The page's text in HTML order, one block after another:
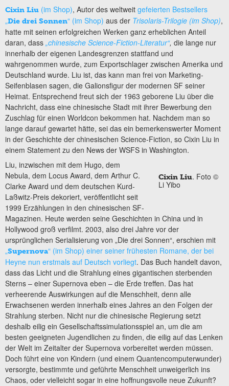
Cixin Liu (im Shop), Autor des weltweit gefeierten Bestsellers
„Die drei Sonnen“ (im Shop) aus der Trisolaris-Trilogie (im Shop),
hatte mit seinen erfolgreichen Werken ganz erheblichen Anteil
daran, dass „chinesische Science-Fiction-Literatur“, die lange nur
innerhalb der eigenen Landesgrenzen stattfand und
wahrgenommen wurde, zum Exportschlager zwischen Amerika und
Deutschland wurde. Liu ist, das kann man frei von Marketing-
Seifenblasen sagen, die Galionsfigur der modernen SF seiner
Heimat. Entsprechend freut sich der 1963 geborene Liu über die
Nachricht, dass eine chinesische Stadt mit ihrer Bewerbung den
Zuschlag für einen Worldcon bekommen hat. Nachdem man so
lange darauf gewartet hätte, sei das ein bemerkenswerter Moment
in der Geschichte der chinesischen Science-Fiction, so Cixin Liu in
einem Statement zu den News der WSFS in Washington.
Cixin Liu. Foto ©
Li Yibo
Liu, inzwischen mit dem Hugo, dem
Nebula, dem Locus Award, dem Arthur C.
Clarke Award und dem deutschen Kurd-
Laßwitz-Preis dekoriert, veröffentlicht seit
1999 Erzählungen in den chinesischen SF-
Magazinen. Heute werden seine Geschichten in China und in
Hollywood groß verfilmt. 2003, also drei Jahre vor der
ursprünglichen Serialisierung von „Die drei Sonnen“, erschien mit
„Supernova“ (im Shop) einer seiner frühesten Romane, der bei
Heyne nun erstmals auf Deutsch vorliegt. Das Buch handelt davon,
dass das Licht und die Strahlung eines gigantischen sterbenden
Sterns – einer Supernova eben – die Erde treffen. Das hat
verheerende Auswirkungen auf die Menschheit, denn alle
Erwachsenen werden innerhalb eines Jahres an den Folgen der
Strahlung sterben. Nicht nur die chinesische Regierung setzt
deshalb eilig ein Gesellschaftssimulationsspiel an, um die am
besten geeigneten Jugendlichen zu finden, die eilig auf das Lenken
der Welt im Zeitalter der Supernova vorbereitet werden müssen.
Doch führt eine von Kindern (und einem Quantencomputerwunder)
versorgte, bestimmte und geführte Menschheit unweigerlich ins
Chaos, oder vielleicht sogar in eine hoffnungsvolle neue Zukunft?